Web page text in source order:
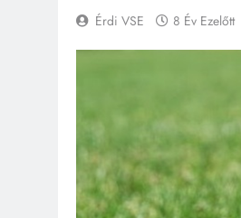
Érdi VSE 8 Év Ezelőtt